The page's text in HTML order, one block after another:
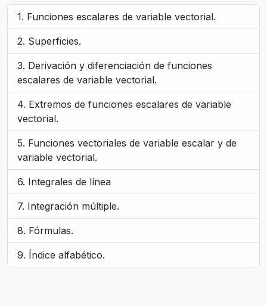
Funciones escalares de variable vectorial.
Superficies.
Derivación y diferenciación de funciones
escalares de variable vectorial.
Extremos de funciones escalares de variable
vectorial.
Funciones vectoriales de variable escalar y de
variable vectorial.
Integrales de línea
Integración múltiple.
Fórmulas.
Índice alfabético.